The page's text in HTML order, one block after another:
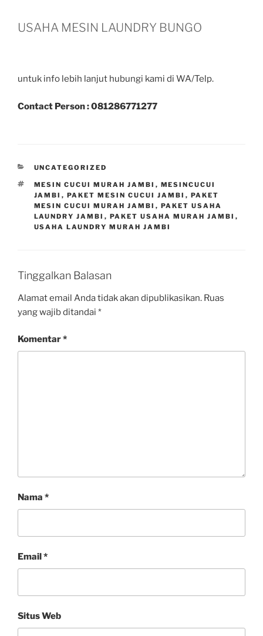
USAHA MESIN LAUNDRY BUNGO
untuk info lebih lanjut hubungi kami di WA/Telp.
Contact Person : 081286771277
UNCATEGORIZED
MESIN CUCUI MURAH JAMBI , MESINCUCUI
JAMBI , PAKET MESIN CUCUI JAMBI , PAKET
MESIN CUCUI MURAH JAMBI , PAKET USAHA
LAUNDRY JAMBI , PAKET USAHA MURAH JAMBI ,
USAHA LAUNDRY MURAH JAMBI
Tinggalkan Balasan
Alamat email Anda tidak akan dipublikasikan. Ruas
yang wajib ditandai *
Komentar*
Nama *
Email*
Situs Web